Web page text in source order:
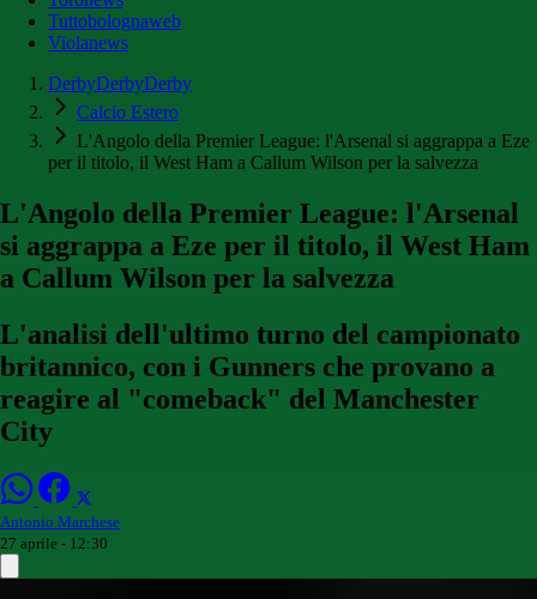
Tuttobolognaweb
Violanews
DerbyDerbyDerby
Calcio Estero
L'Angolo della Premier League: l'Arsenal si aggrappa a Eze
per il titolo, il West Ham a Callum Wilson per la salvezza
L'Angolo della Premier League: l'Arsenal
si aggrappa a Eze per il titolo, il West Ham
a Callum Wilson per la salvezza
L'analisi dell'ultimo turno del campionato
britannico, con i Gunners che provano a
reagire al "comeback" del Manchester
City
Antonio Marchese
27 aprile - 12:30